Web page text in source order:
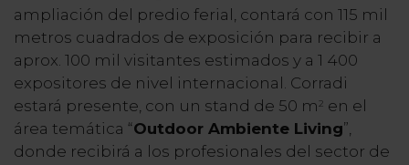
ampliación del predio ferial, contará con 115 mil
metros cuadrados de exposición para recibir a
aprox. 100 mil visitantes estimados y a 1 400
expositores de nivel internacional. Corradi
estará presente, con un stand de 50 m2 en el
área temática “Outdoor Ambiente Living”,
donde recibirá a los profesionales del sector de